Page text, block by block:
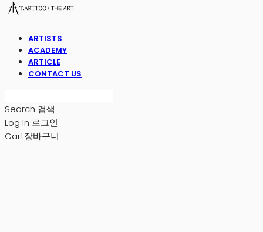
ARTISTS
ACADEMY
ARTICLE
CONTACT US
Search 검색
Log In 로그인
Cart장바구니